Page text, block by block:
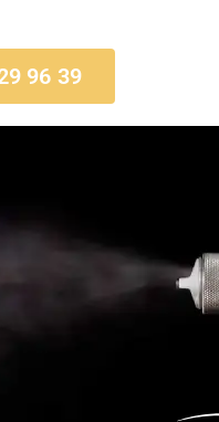
96 39